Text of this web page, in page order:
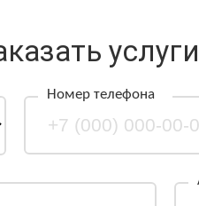
Номер телефона